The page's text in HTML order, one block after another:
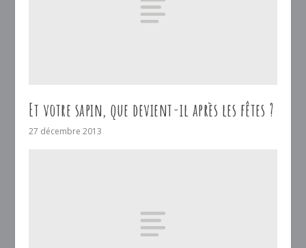
Et votre sapin, que devient-il après les fêtes ?
27 décembre 2013